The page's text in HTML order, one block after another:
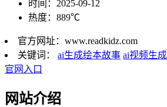
时间： 2025-09-12
热度： 889℃
官方网址： www.readkidz.com
关键词：
ai生成绘本故事 ai视频生
官网入口
网站介绍